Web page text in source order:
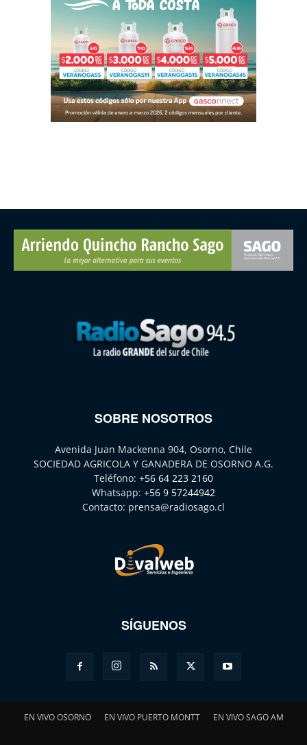
SOBRE NOSOTROS
Avenida Juan Mackenna 904, Osorno, Chile
SOCIEDAD AGRICOLA Y GANADERA DE OSORNO A.G.
Teléfono: +56 64 223 2160
Whatsapp: +56 9 57244942
Contacto: prensa@radiosago.cl
SÍGUENOS
EN VIVO OSORNO EN VIVO PUERTO MONTT EN VIVO SAGO AM